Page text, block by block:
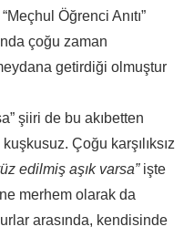
Öğrenci Anıtı”
çoğu zaman
getirdiği olmuştur
şiiri de bu akıbetten
Çoğu karşılıksız
edilmiş aşık varsa”işte
merhem olarak da
arasında, kendisinde